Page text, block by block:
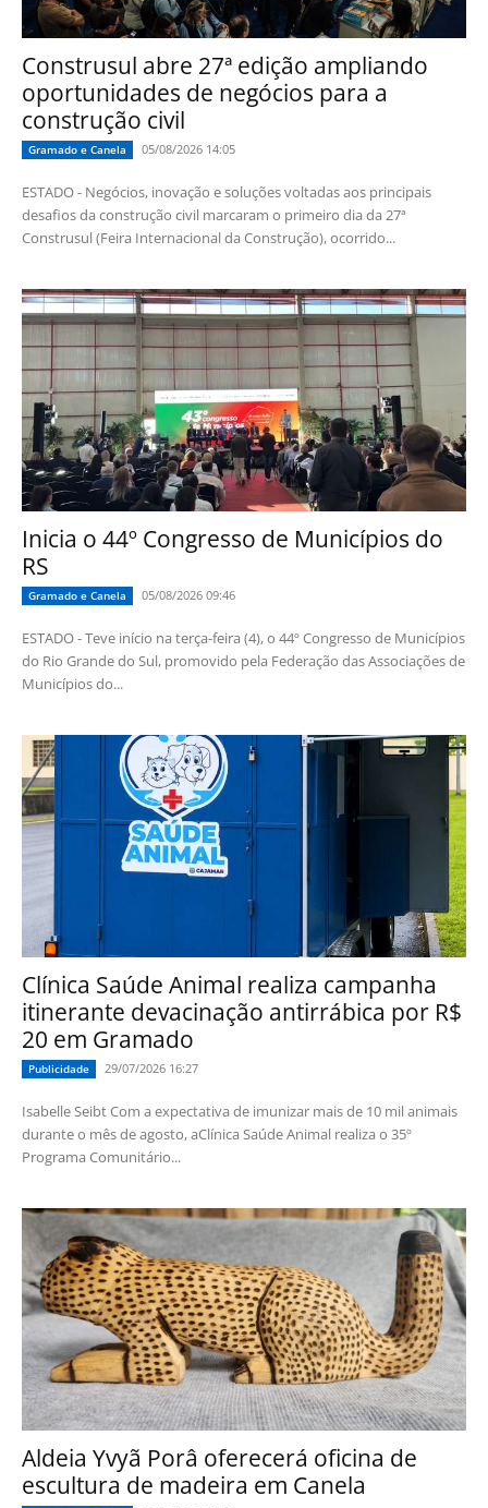
Construsul abre 27ª edição ampliando
oportunidades de negócios para a
construção civil
Gramado e Canela 05/08/2026 14:05
ESTADO - Negócios, inovação e soluções voltadas aos principais
desafios da construção civil marcaram o primeiro dia da 27ª
Construsul (Feira Internacional da Construção), ocorrido...
Inicia o 44º Congresso de Municípios do
RS
Gramado e Canela 05/08/2026 09:46
ESTADO - Teve início na terça-feira (4), o 44º Congresso de Municípios
do Rio Grande do Sul, promovido pela Federação das Associações de
Municípios do...
Clínica Saúde Animal realiza campanha
itinerante devacinação antirrábica por R$
20 em Gramado
Publicidade 29/07/2026 16:27
Isabelle Seibt Com a expectativa de imunizar mais de 10 mil animais
durante o mês de agosto, aClínica Saúde Animal realiza o 35º
Programa Comunitário...
Aldeia Yvyã Porâ oferecerá oficina de
escultura de madeira em Canela